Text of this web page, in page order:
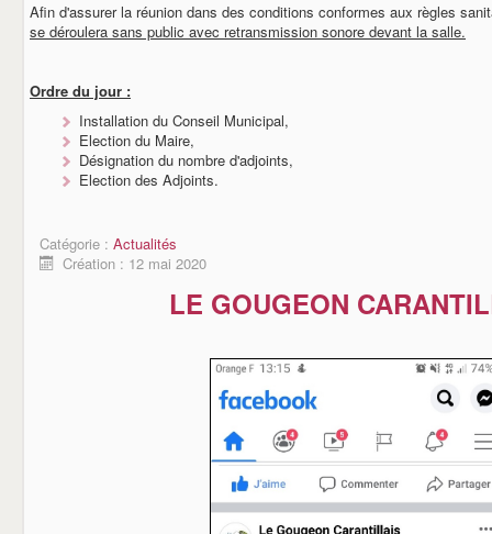
Afin d'assurer la réunion dans des conditions conformes aux règles
se déroulera sans public avec retransmission sonore devant la salle.
Ordre du jour :
Installation du Conseil Municipal,
Election du Maire,
Désignation du nombre d'adjoints,
Election des Adjoints.
Catégorie : Actualités
Création : 12 mai 2020
LE GOUGEON